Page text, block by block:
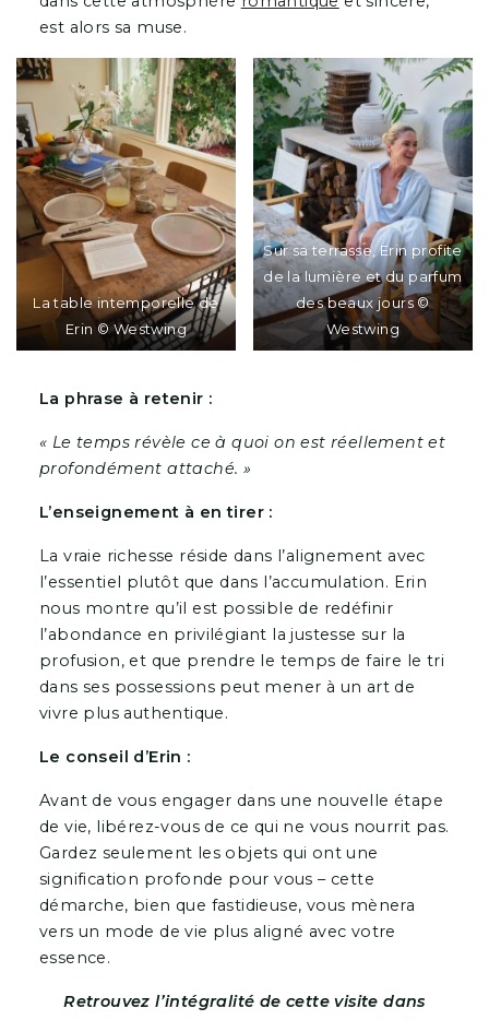
est alors sa muse.
La table intemporelle de
Erin © Westwing
Sur sa terrasse, Erin profite
de la lumière et du parfum
des beaux jours ©
Westwing
La phrase à retenir :
« Le temps révèle ce à quoi on est réellement et
profondément attaché. »
L’enseignement à en tirer :
La vraie richesse réside dans l’alignement avec
l’essentiel plutôt que dans l’accumulation. Erin
nous montre qu’il est possible de redéfinir
l’abondance en privilégiant la justesse sur la
profusion, et que prendre le temps de faire le tri
dans ses possessions peut mener à un art de
vivre plus authentique.
Le conseil d’Erin :
Avant de vous engager dans une nouvelle étape
de vie, libérez-vous de ce qui ne vous nourrit pas.
Gardez seulement les objets qui ont une
signification profonde pour vous – cette
démarche, bien que fastidieuse, vous mènera
vers un mode de vie plus aligné avec votre
essence.
Retrouvez l’intégralité de cette visite dans